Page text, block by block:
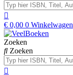
€ 0,00 0 Winkelwagen
Zoeken
Zoeken